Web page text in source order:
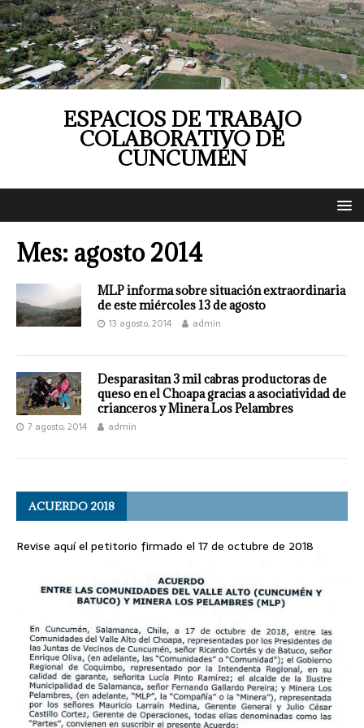
ESPACIOS DE TRABAJO
COLABORATIVO DE
CUNCUMÉN
Mes: agosto 2014
MLP informa sobre situación extraordinaria
de este miércoles 13 de agosto
13 agosto, 2014 admin
Desparasitan 3 mil cabras productoras de
queso en el Choapa gracias a asociatividad de
crianceros y Minera Los Pelambres
7 agosto, 2014 admin
ACUERDO 2018
Revise aquí el petitorio firmado el 17 de octubre de 2018